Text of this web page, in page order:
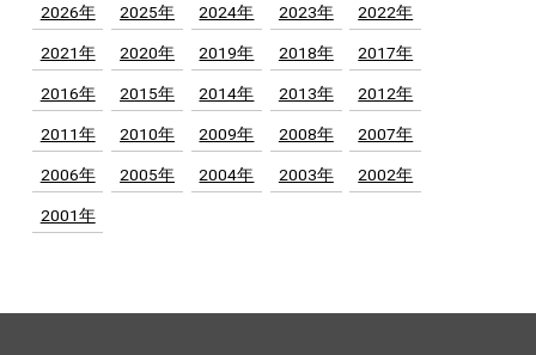
2026年
2025年 2024年 2023年 2022年
2021年 2020年 2019年 2018年 2017年
2016年 2015年 2014年 2013年 2012年
2011年 2010年 2009年 2008年 2007年
2006年 2005年 2004年 2003年 2002年
2001年